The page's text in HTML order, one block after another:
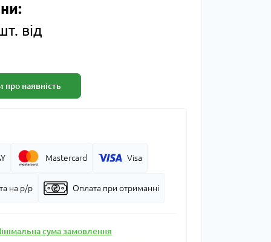
від
про наявність
Mastercard Visa
на р/р Оплата при отриманні
сума замовлення